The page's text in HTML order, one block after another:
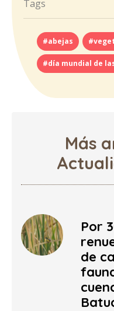
Tags
#abejas
#día mundial de
Más
Por
de